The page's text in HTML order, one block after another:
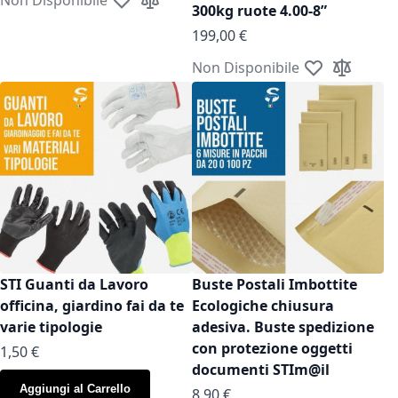
Aggiungi alla lista desideri
Aggiungi al confronto
300kg ruote 4.00-8”
199,00 €
Non Disponibile Aggiungi alla
Aggiungi
STI Guanti da Lavoro
officina, giardino fai da te
varie tipologie
As low as
1,50 €
Aggiungi al Carrello
Buste Postali Imbottite
Ecologiche chiusura
adesiva. Buste spedizione
con protezione oggetti
documenti STIm@il
As low as